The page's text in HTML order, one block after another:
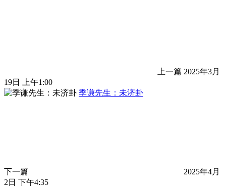
上一篇 2025年3月
19日 上午1:00
季谦先生：未济卦
下一篇
2025年4月
2日 下午4:35